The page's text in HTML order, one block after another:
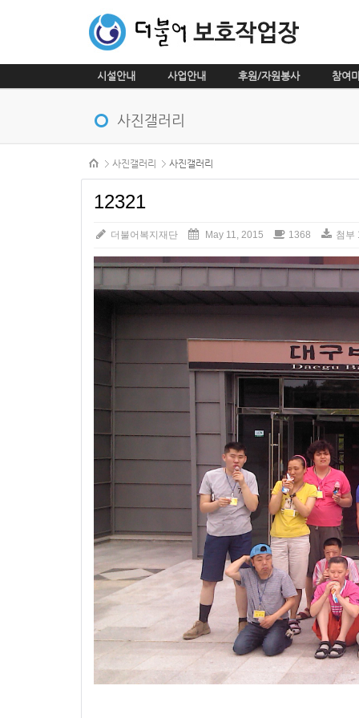
메뉴 건너뛰기
시설안내 사업안내 후원/자원봉사 참여
사진갤러리
본문시작
사진갤러리
사진갤러리
12321
더불어복지재단 May 11, 2015 1368 첨부